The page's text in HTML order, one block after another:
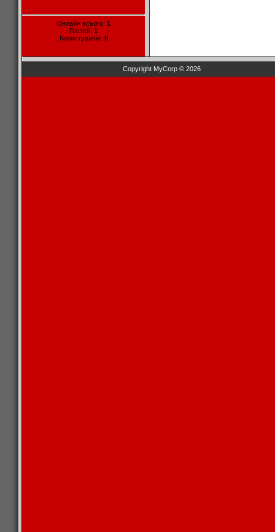
Онлайн всього: 1
Гостей: 1
Користувачів: 0
Copyright MyCorp © 2026